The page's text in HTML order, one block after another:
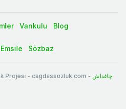
Vankulu Blog
Emsile Sözbaz
Projesi - cagdassozluk.com - چاغداش